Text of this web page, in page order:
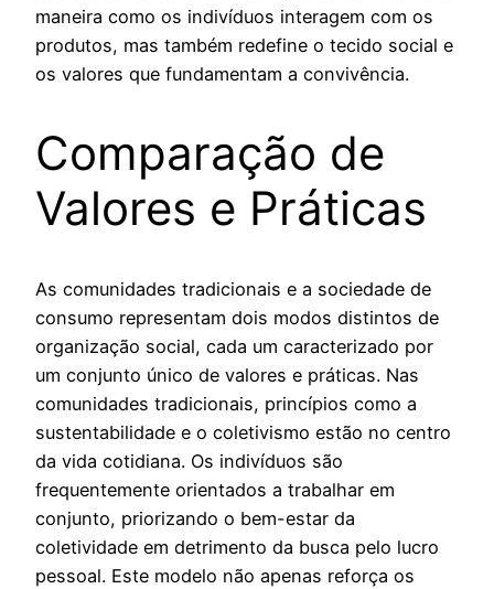
maneira como os indivíduos interagem com os
produtos, mas também redefine o tecido social e
os valores que fundamentam a convivência.
Comparação de
Valores e Práticas
As comunidades tradicionais e a sociedade de
consumo representam dois modos distintos de
organização social, cada um caracterizado por
um conjunto único de valores e práticas. Nas
comunidades tradicionais, princípios como a
sustentabilidade e o coletivismo estão no centro
da vida cotidiana. Os indivíduos são
frequentemente orientados a trabalhar em
conjunto, priorizando o bem-estar da
coletividade em detrimento da busca pelo lucro
pessoal. Este modelo não apenas reforça os